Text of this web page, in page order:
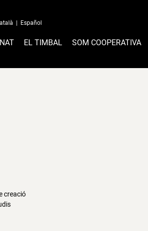
Español
EL TIMBAL SOM COOPERATIVA
creació